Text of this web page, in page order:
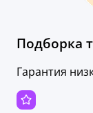
Подборка
Гарантия